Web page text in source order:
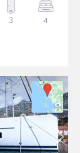
3 4